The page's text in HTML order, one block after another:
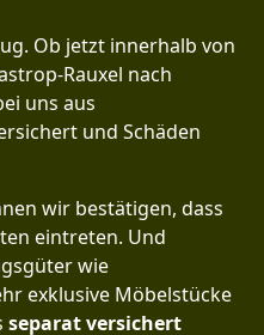
Ob jetzt innerhalb von
Rauxel nach
uns aus
und Schäden
wir bestätigen, dass
eintreten. Und
wie
exklusive Möbelstücke
separat versichert